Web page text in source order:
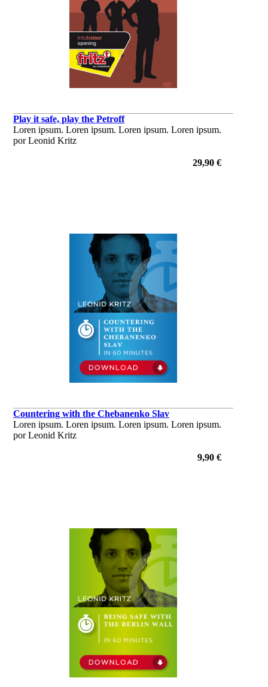
Play it safe, play the Petroff
Loren ipsum. Loren ipsum. Loren ipsum. Loren ipsum.
por Leonid Kritz
29,90 €
Countering with the Chebanenko Slav
Loren ipsum. Loren ipsum. Loren ipsum. Loren ipsum.
por Leonid Kritz
9,90 €